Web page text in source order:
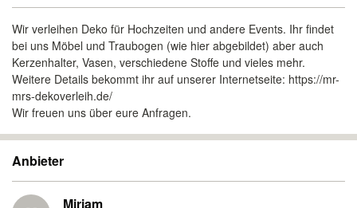
Wir verleihen Deko für Hochzeiten und andere Events. Ihr findet
bei uns Möbel und Traubogen (wie hier abgebildet) aber auch
Kerzenhalter, Vasen, verschiedene Stoffe und vieles mehr.
Weitere Details bekommt ihr auf unserer Internetseite: https://mr-
mrs-dekoverleih.de/
Wir freuen uns über eure Anfragen.
Anbieter
Miriam